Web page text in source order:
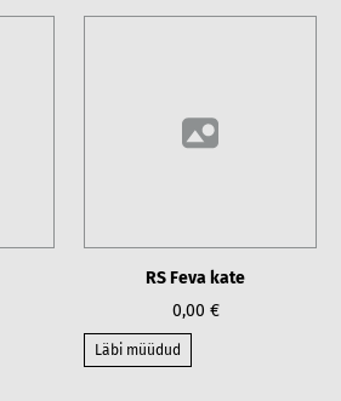
RS Feva kate
0,00 €
Läbi müüdud